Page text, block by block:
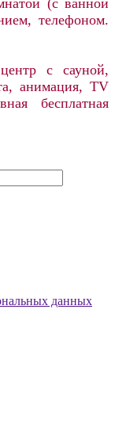
телефоном.
с сауной,
анимация, TV
бесплатная
данных